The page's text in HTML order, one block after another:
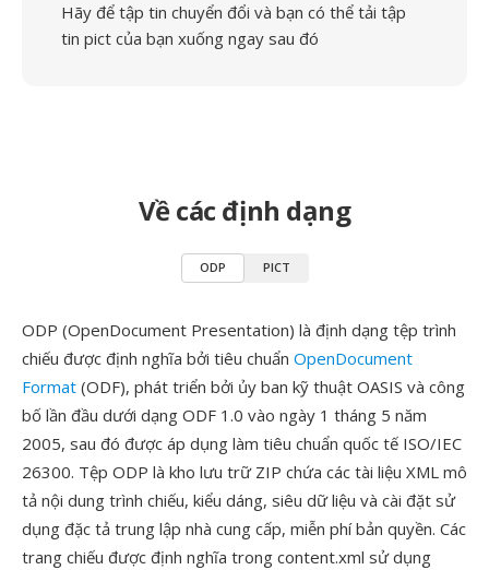
Hãy để tập tin chuyển đổi và bạn có thể tải tập
tin pict của bạn xuống ngay sau đó
Về các định dạng
ODP PICT
ODP (OpenDocument Presentation) là định dạng tệp trình
chiếu được định nghĩa bởi tiêu chuẩn OpenDocument
Format (ODF), phát triển bởi ủy ban kỹ thuật OASIS và công
bố lần đầu dưới dạng ODF 1.0 vào ngày 1 tháng 5 năm
2005, sau đó được áp dụng làm tiêu chuẩn quốc tế ISO/IEC
26300. Tệp ODP là kho lưu trữ ZIP chứa các tài liệu XML mô
tả nội dung trình chiếu, kiểu dáng, siêu dữ liệu và cài đặt sử
dụng đặc tả trung lập nhà cung cấp, miễn phí bản quyền. Các
trang chiếu được định nghĩa trong content.xml sử dụng